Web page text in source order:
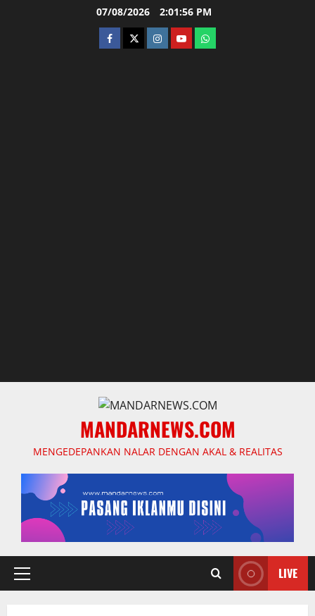
07/08/2026 2:01:57 PM
facebooktwitterinstagram.com
youtubewhatsapp
MANDARNEWS.COM
MENGEDEPANKAN NALAR DENGAN AKAL & REALITAS
Primary
LIVE